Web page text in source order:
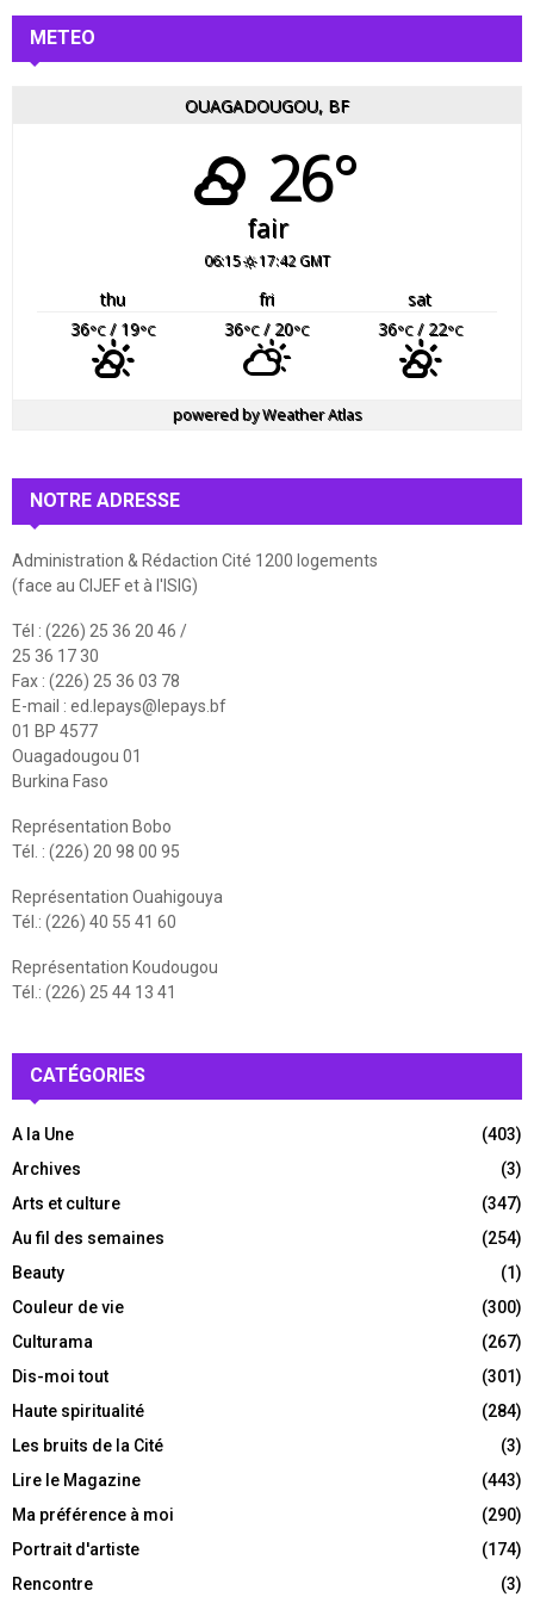
METEO
OUAGADOUGOU, BF
26°
fair
06:15 17:42 GMT
thu fri
sat
36°C/ 19°C 36°C/ 20°C 36°C/ 22°C
powered byWeather Atlas
NOTRE ADRESSE
Administration & Rédaction Cité 1200 logements
(face au CIJEF et à l'ISIG)
Tél : (226) 25 36 20 46 /
25 36 17 30
Fax : (226) 25 36 03 78
E-mail : ed.lepays@lepays.bf
01 BP 4577
Ouagadougou 01
Burkina Faso
Représentation Bobo
Tél. : (226) 20 98 00 95
Représentation Ouahigouya
Tél.: (226) 40 55 41 60
Représentation Koudougou
Tél.: (226) 25 44 13 41
CATÉGORIES
A la Une
(403)
Archives
(3)
Arts et culture
(347)
Au fil des semaines
(254)
Beauty
(1)
Couleur de vie
(300)
Culturama
(267)
Dis-moi tout
(301)
Haute spiritualité
(284)
Les bruits de la Cité
(3)
Lire le Magazine
(443)
Ma préférence à moi
(290)
Portrait d'artiste
(174)
Rencontre
(3)